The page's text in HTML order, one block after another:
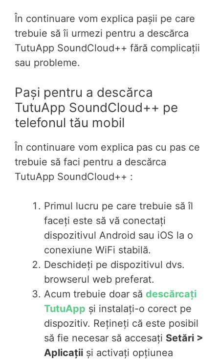
În continuare vom explica pașii pe care
trebuie să îi urmezi pentru a descărca
TutuApp SoundCloud++ fără complicații
sau probleme.
Pași pentru a descărca
TutuApp SoundCloud++ pe
telefonul tău mobil
În continuare vom explica pas cu pas ce
trebuie să faci pentru a descărca
TutuApp SoundCloud++ :
Primul lucru pe care trebuie să îl
faceți este să vă conectați
dispozitivul Android sau iOS la o
conexiune WiFi stabilă.
Deschideți pe dispozitivul dvs.
browserul web preferat.
Acum trebuie doar să descărcați
TutuApp și instalați-o corect pe
dispozitiv. Rețineți că este posibil
să fie necesar să accesați Setări >
Aplicații și activați opțiunea